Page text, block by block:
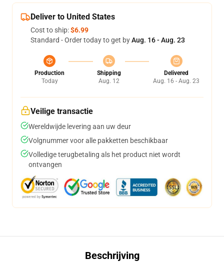
Deliver to United States
Cost to ship:$6.99
Standard - Order today to get byAug. 16 - Aug. 23
Production
Today
Shipping
Aug. 12
Delivered
Aug. 16 - Aug. 23
Veilige transactie
Wereldwijde levering aan uw deur
Volgnummer voor alle pakketten beschikbaar
Volledige terugbetaling als het product niet wordt
ontvangen
Beschrijving